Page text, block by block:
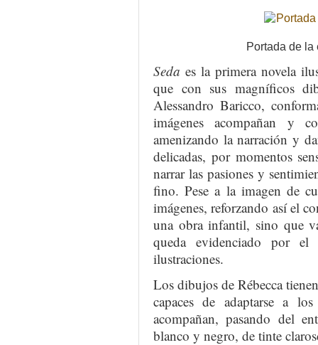
Portada de
Seda es la primera novela
que con sus magníficos
Alessandro Baricco,
imágenes acompañan y
amenizando la narración y
delicadas, por momentos
narrar las pasiones y
fino. Pese a la imagen de
imágenes, reforzando así el
una obra infantil, sino que
queda evidenciado por
ilustraciones.
Los dibujos de Rébecca
capaces de adaptarse a
acompañan, pasando del
blanco y negro, de tinte